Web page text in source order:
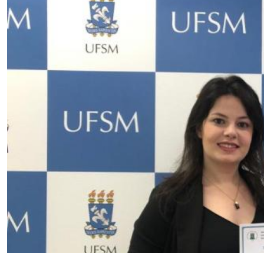
Ministério do Meio Ambiente
Controladoria-Geral da União
Ministério da Mulher, da Família e dos Direitos Humanos
Secretaria de Governo
Gabinete de Segurança Institucional